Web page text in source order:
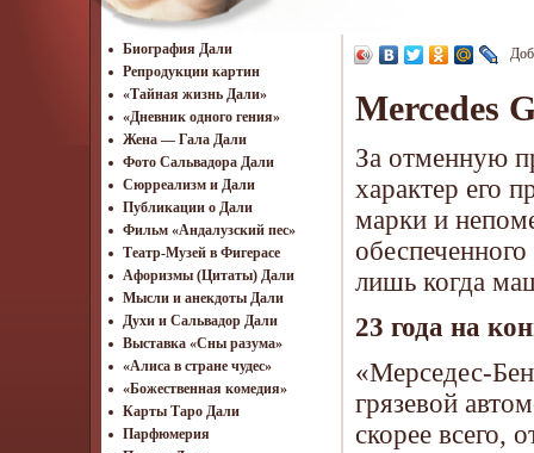
Биография Дали
Репродукции картин
«Тайная жизнь Дали»
«Дневник одного гения»
Жена — Гала Дали
Фото Сальвадора Дали
Cюрреализм и Дали
Публикации о Дали
Фильм «Андалузский пес»
Театр-Музей в Фигерасе
Афоризмы (Цитаты) Дали
Мысли и анекдоты Дали
Духи и Сальвадор Дали
Выставка «Сны разума»
«Алиса в стране чудес»
«Божественная комедия»
Карты Таро Дали
Парфюмерия
Mercedes
За отменную
характер его
марки и
лишь когда
23 года на
«Мерседес-
грязевой
скорее всего,